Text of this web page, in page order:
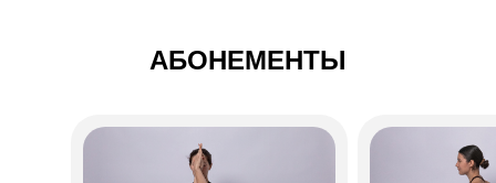
АБОНЕМЕНТЫ